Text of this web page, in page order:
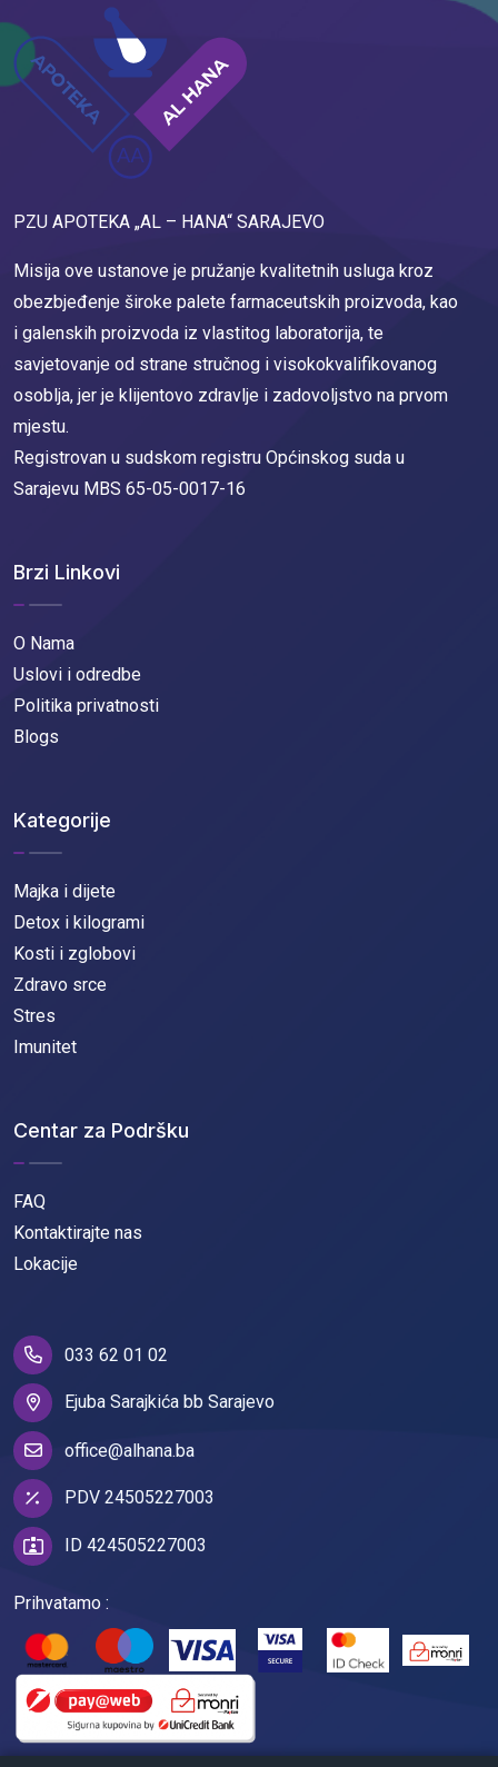
PZU APOTEKA „AL – HANA“ SARAJEVO
Misija ove ustanove je pružanje kvalitetnih usluga kroz
obezbjeđenje široke palete farmaceutskih proizvoda, kao
i galenskih proizvoda iz vlastitog laboratorija, te
savjetovanje od strane stručnog i visokokvalifikovanog
osoblja, jer je klijentovo zdravlje i zadovoljstvo na prvom
mjestu.
Registrovan u sudskom registru Općinskog suda u
Sarajevu MBS 65-05-0017-16
Brzi Linkovi
O Nama
Uslovi i odredbe
Politika privatnosti
Blogs
Kategorije
Majka i dijete
Detox i kilogrami
Kosti i zglobovi
Zdravo srce
Stres
Imunitet
Centar za Podršku
FAQ
Kontaktirajte nas
Lokacije
033 62 01 02
Ejuba Sarajkića bb Sarajevo
office@alhana.ba
PDV 24505227003
ID 424505227003
Prihvatamo :